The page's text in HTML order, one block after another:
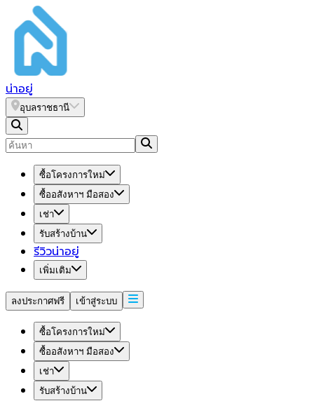
น่าอยู่
อุบลราชธานี
ซื้อโครงการใหม่
ซื้ออสังหาฯ มือสอง
เช่า
รับสร้างบ้าน
รีวิวน่าอยู่
เพิ่มเติม
ลงประกาศฟรี เข้าสู่ระบบ
ซื้อโครงการใหม่
ซื้ออสังหาฯ มือสอง
เช่า
รับสร้างบ้าน